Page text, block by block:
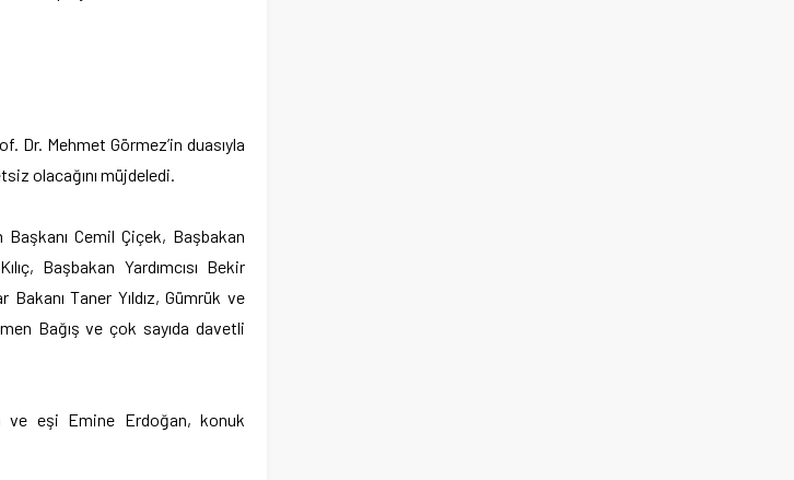
Dr. Mehmet Görmez’in duasıyla
olacağını müjdeledi.
Başkanı Cemil Çiçek, Başbakan
Başbakan Yardımcısı Bekir
Taner Yıldız, Gümrük ve
Bağış ve çok sayıda davetli
ve eşi Emine Erdoğan, konuk